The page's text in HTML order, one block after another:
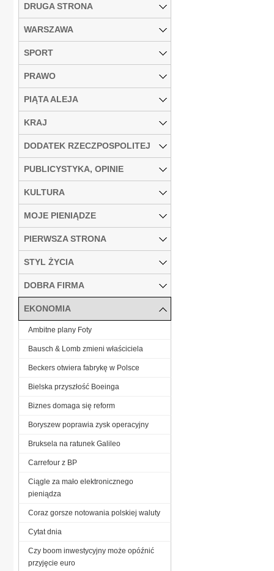
DRUGA STRONA
WARSZAWA
SPORT
PRAWO
PIĄTA ALEJA
KRAJ
DODATEK RZECZPOSPOLITEJ
PUBLICYSTYKA, OPINIE
KULTURA
MOJE PIENIĄDZE
PIERWSZA STRONA
STYL ŻYCIA
DOBRA FIRMA
EKONOMIA
Ambitne plany Foty
Bausch & Lomb zmieni właściciela
Beckers otwiera fabrykę w Polsce
Bielska przyszłość Boeinga
Biznes domaga się reform
Boryszew poprawia zysk operacyjny
Bruksela na ratunek Galileo
Carrefour z BP
Ciągle za mało elektronicznego
pieniądza
Coraz gorsze notowania polskiej waluty
Cytat dnia
Czy boom inwestycyjny może opóźnić
przyjęcie euro